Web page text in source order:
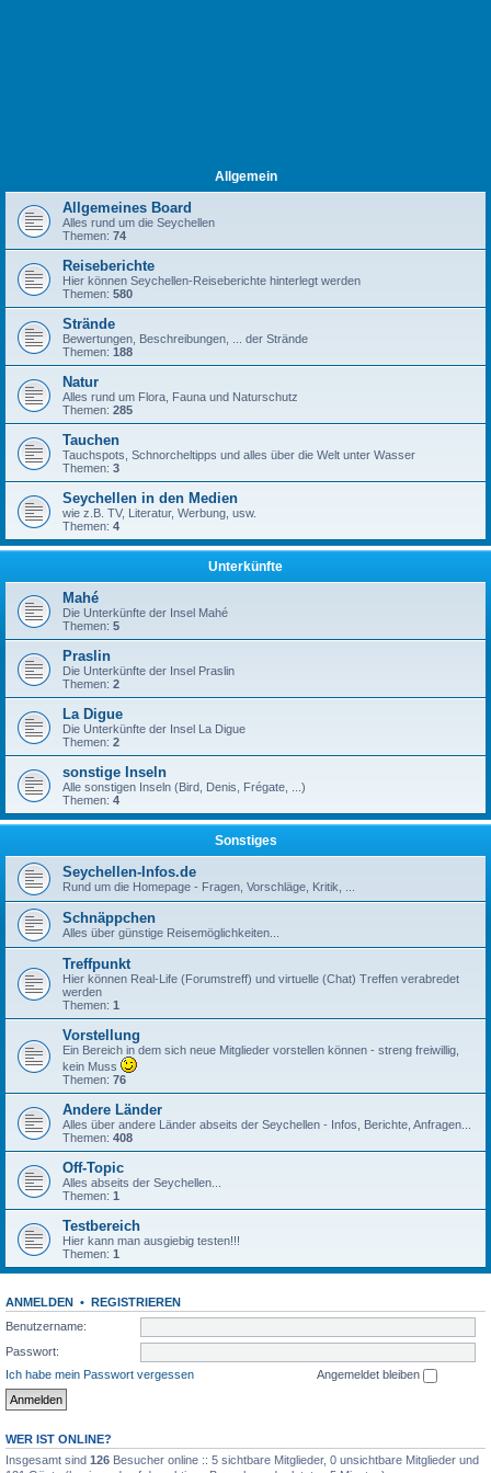
Allgemein
Allgemeines Board
Alles rund um die Seychellen
Themen: 74
Reiseberichte
Hier können Seychellen-Reiseberichte hinterlegt werden
Themen: 580
Strände
Bewertungen, Beschreibungen, ... der Strände
Themen: 188
Natur
Alles rund um Flora, Fauna und Naturschutz
Themen: 285
Tauchen
Tauchspots, Schnorcheltipps und alles über die Welt unter Wasser
Themen: 3
Seychellen in den Medien
wie z.B. TV, Literatur, Werbung, usw.
Themen: 4
Unterkünfte
Mahé
Die Unterkünfte der Insel Mahé
Themen: 5
Praslin
Die Unterkünfte der Insel Praslin
Themen: 2
La Digue
Die Unterkünfte der Insel La Digue
Themen: 2
sonstige Inseln
Alle sonstigen Inseln (Bird, Denis, Frégate, ...)
Themen: 4
Sonstiges
Seychellen-Infos.de
Rund um die Homepage - Fragen, Vorschläge, Kritik, ...
Schnäppchen
Alles über günstige Reisemöglichkeiten...
Treffpunkt
Hier können Real-Life (Forumstreff) und virtuelle (Chat) Treffen verabredet
werden
Themen: 1
Vorstellung
Ein Bereich in dem sich neue Mitglieder vorstellen können - streng freiwillig,
kein Muss
Themen: 76
Andere Länder
Alles über andere Länder abseits der Seychellen - Infos, Berichte, Anfragen...
Themen: 408
Off-Topic
Alles abseits der Seychellen...
Themen: 1
Testbereich
Hier kann man ausgiebig testen!!!
Themen: 1
ANMELDEN • REGISTRIEREN
Benutzername:
Passwort:
Ich habe mein Passwort vergessen
Angemeldet bleiben
WER IST ONLINE?
Insgesamt sind 126 Besucher online :: 5 sichtbare Mitglieder, 0 unsichtbare Mitglieder und